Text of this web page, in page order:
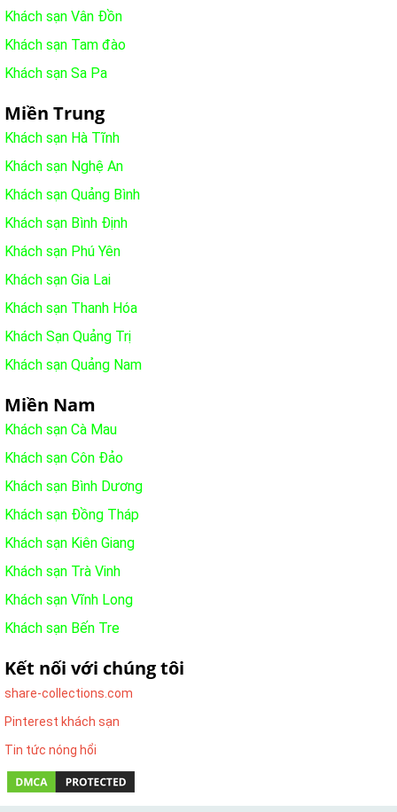
Khách sạn Vân Đồn
Khách sạn Tam đào
Khách sạn Sa Pa
Miền Trung
Khách sạn Hà Tĩnh
Khách sạn Nghệ An
Khách sạn Quảng Bình
Khách sạn Bình Định
Khách sạn Phú Yên
Khách sạn Gia Lai
Khách sạn Thanh Hóa
Khách Sạn Quảng Trị
Khách sạn Quảng Nam
Miền Nam
Khách sạn Cà Mau
Khách sạn Côn Đảo
Khách sạn Bình Dương
Khách sạn Đồng Tháp
Khách sạn Kiên Giang
Khách sạn Trà Vinh
Khách sạn Vĩnh Long
Khách sạn Bến Tre
Kết nối với chúng tôi
share-collections.com
Pinterest khách sạn
Tin tức nóng hổi